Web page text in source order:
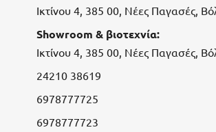
Ικτίνου 4, 385 00, Νέες Παγασές,
Showroom & βιοτεχνία:
Ικτίνου 4, 385 00, Νέες Παγασές,
24210 38619
6978777725
6978777723